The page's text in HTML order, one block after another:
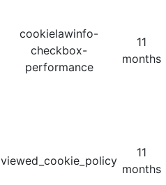
cookielawinfo-
checkbox-
performance
11
months
viewed_cookie_policy
11
months